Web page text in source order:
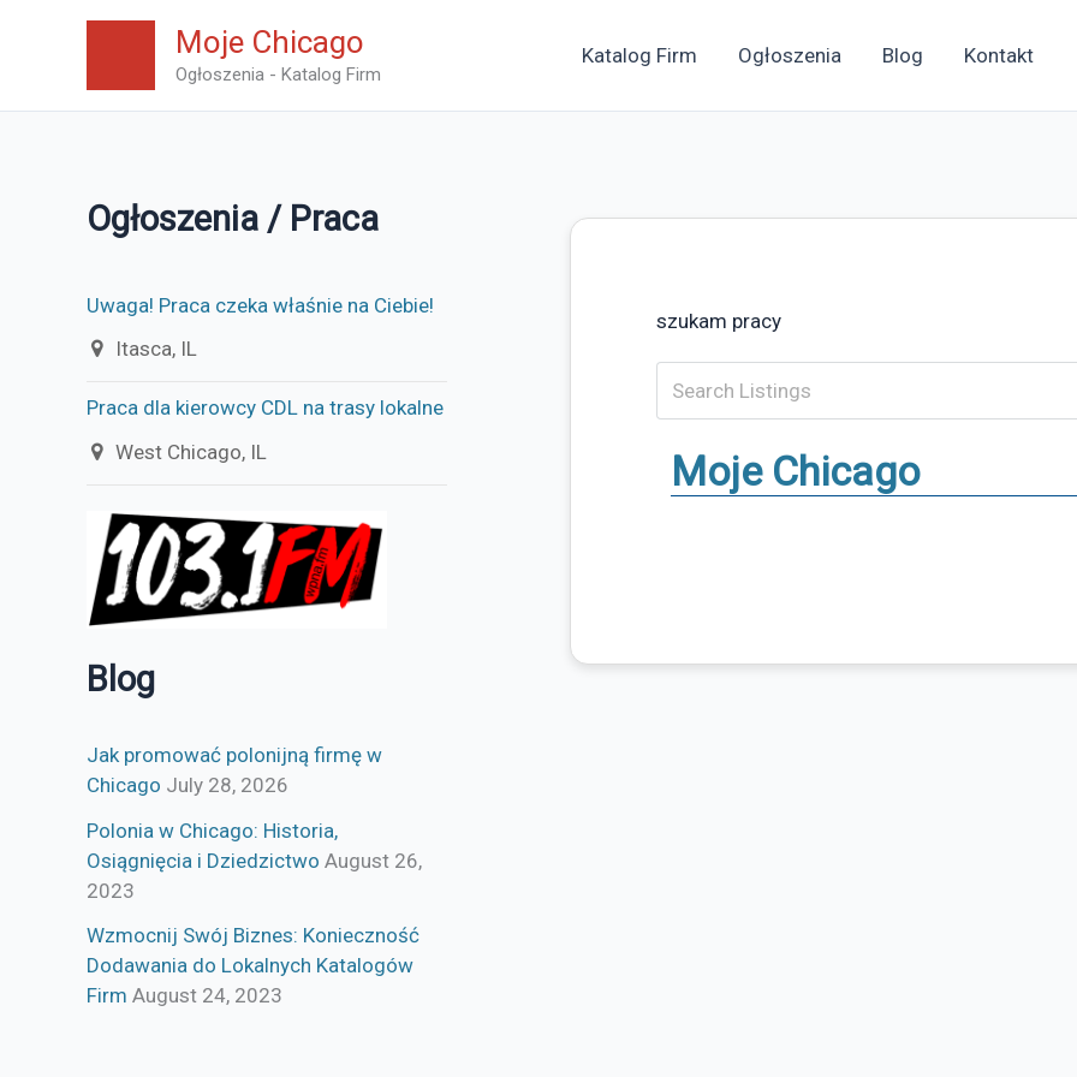
Moje Chicago
Ogłoszenia - Katalog Firm
Katalog Firm Ogłoszenia Blog Kontakt
Ogłoszenia / Praca
Uwaga! Praca czeka właśnie na Ciebie!
Itasca, IL
Praca dla kierowcy CDL na trasy lokalne
West Chicago, IL
Blog
Jak promować polonijną firmę w
Chicago July 28, 2026
Polonia w Chicago: Historia,
Osiągnięcia i Dziedzictwo August 26,
2023
Wzmocnij Swój Biznes: Konieczność
Dodawania do Lokalnych Katalogów
Firm August 24, 2023
szukam pracy
Moje Chicago